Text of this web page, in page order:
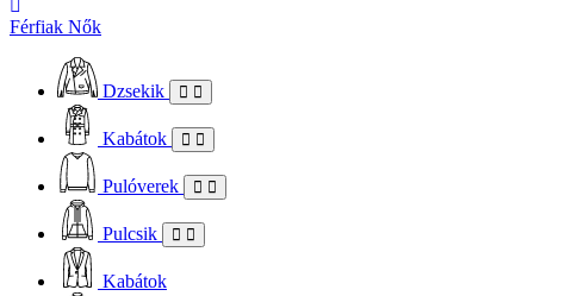
Férfiak Nők
Dzsekik
Kabátok
Pulóverek
Pulcsik
Kabátok